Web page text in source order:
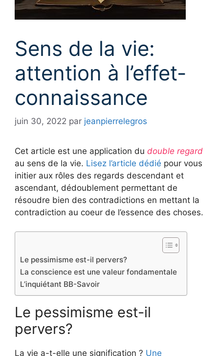
Sens de la vie:
attention à l’effet-
connaissance
juin 30, 2022 par jeanpierrelegros
Cet article est une application du double regard
au sens de la vie. Lisez l’article dédié pour vous
initier aux rôles des regards descendant et
ascendant, dédoublement permettant de
résoudre bien des contradictions en mettant la
contradiction au coeur de l’essence des choses.
Le pessimisme est-il pervers?
La conscience est une valeur fondamentale
L’inquiétant BB-Savoir
Le pessimisme est-il
pervers?
La vie a-t-elle une signification ? Une